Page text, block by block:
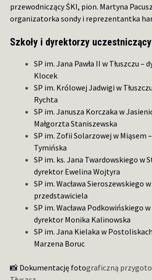
przewodniczący ŚKI, pion. Martyna
organizatorka sondy i reprezentantka
Szkoły i dyrektorzy uczestniczący
SP im. Jana Pawła II w Tłuszczu –
Klocek
SP im. Królowej Jadwigi w
Rychta
SP im. Janusza Korczaka w
Małgorzta Staniszewska
SP im. Zofii Solarzowej w Miąsem
Tymińska
SP im. ks. Jana Twardowskiego w
dyrektor Ewelina Wojtyra
SP im. Wacława Sieroszewskiego
przedstawiciela
SP im. Wacława Podkowińskiego
dyrektor Monika Kalinowska
SP im. Jana Kielaka w
Marzena Boruc
📸 Dokumentację fotograficzną